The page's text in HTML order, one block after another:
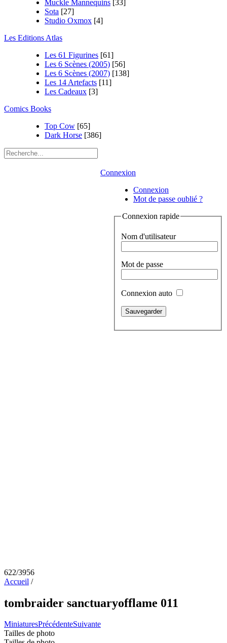
Muckle Mannequins [33]
Sota [27]
Studio Oxmox [4]
Les Editions Atlas
Les 61 Figurines [61]
Les 6 Scènes (2005) [56]
Les 6 Scènes (2007) [138]
Les 14 Artefacts [11]
Les Cadeaux [3]
Comics Books
Top Cow [65]
Dark Horse [386]
Connexion
Connexion
Mot de passe oublié ?
Connexion rapide
Nom d'utilisateur
Mot de passe
Connexion auto
622/3956
Accueil /
tombraider sanctuaryofflame 011
MiniaturesPrécédenteSuivante
Tailles de photo